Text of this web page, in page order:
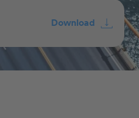
Download